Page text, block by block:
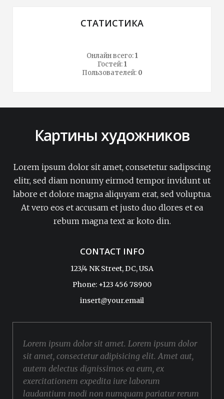
СТАТИСТИКА
Онлайн всего:1
Гостей:1
Пользователей: 0
Картины художников
Lorem ipsum dolor sit amet, consetetur sadipscing
elitr, sed diam nonumy eirmod tempor invidunt ut
labore et dolore magna aliquyam erat, sed voluptua.
At vero eos et accusam et justo duo dlores et ea
rebum magna text ar koto din.
CONTACT INFO
123/4 NK Street, DC, USA
Phone: +123 456 78900
insert@your.email
Lorem ipsum dolor sit amet. Lorem ipsum dolor
sit amet, consectetur adipisicing elit. Amet aut,
autem delectus dignissimos ea eum, ex
exercitationem expedita iure laborum
laudantium modi non numquam pariatur rerum